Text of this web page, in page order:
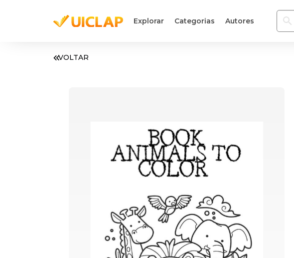
Explorar Categorias Autores
VOLTAR